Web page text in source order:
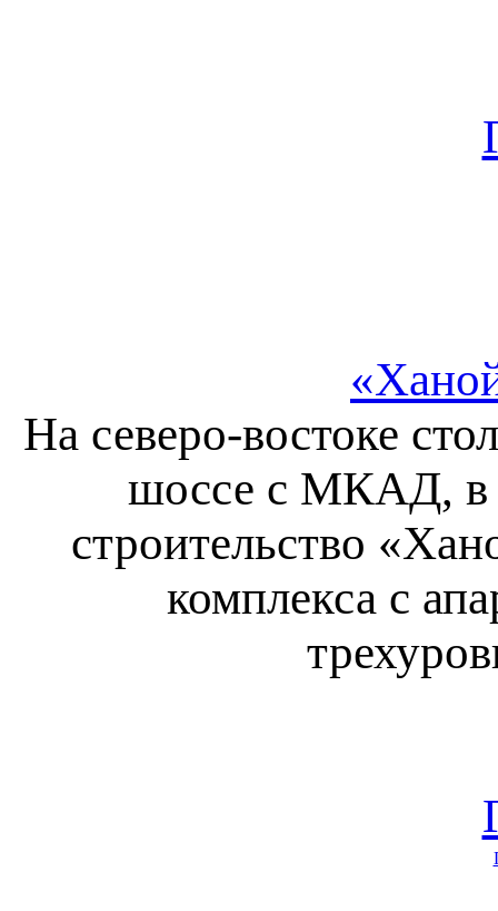
На северо-востоке
шоссе с МКАД, в
строительство
комплекса с